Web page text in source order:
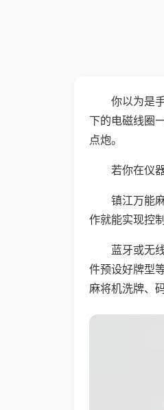
你以为是
下的电磁线圈
点炮。
若你在仪
镇江万能
作就能实现控
蓝牙或无
件预设好牌型
麻将机洗牌、